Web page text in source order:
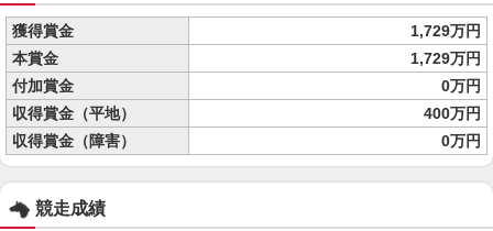
獲得賞金
1,729万円
本賞金
1,729万円
付加賞金
0万円
収得賞金（平地）
400万円
収得賞金（障害）
0万円
競走成績